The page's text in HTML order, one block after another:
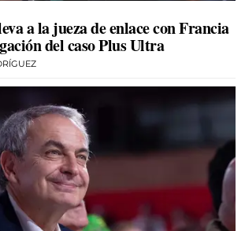
a la jueza de enlace con Francia
del caso Plus Ultra